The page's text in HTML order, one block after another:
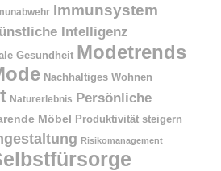
Immunsystem
Intelligenz
Gesundheit Modetrends
Nachhaltiges Wohnen
Naturerlebnis Persönliche
Möbel Produktivität steigern
Risikomanagement